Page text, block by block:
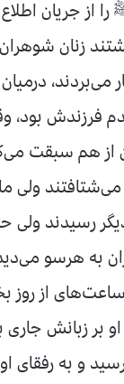
از جریان
زنان
می‌بردند،
فرزندش بود،
از هم سبقت
ولی
رسیدند ولی
به هرسو
از روز
بر زبانش
و به رفقای